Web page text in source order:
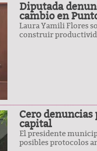
Diputada
cambio en
Laura Yamili Flores
construir
Cero
capital
El presidente
posibles protocolos